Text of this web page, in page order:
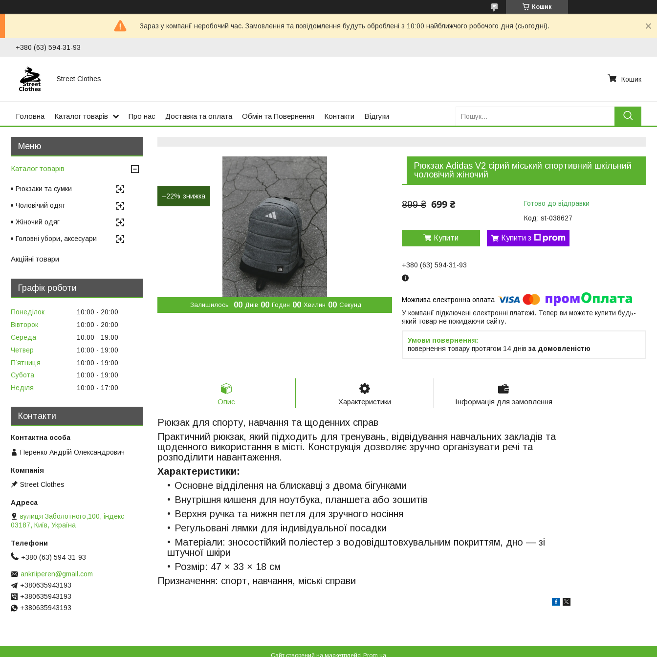
Кошик
Зараз у компанії неробочий час. Замовлення та повідомлення будуть оброблені з 10:00 найближчого робочого дня (сьогодні).
+380 (63) 594-31-93
Street Clothes Кошик
Головна Каталог товарів Про нас Доставка та оплата Обмін та Повернення Контакти Відгуки
–22%
Залишилось 00 Днів 00 Годин 00 Хвилин 00 Секунд
Рюкзак Adidas V2 сірий міський спортивний шкільний
чоловічий жіночий
899 ₴ 699 ₴
Готово до відправки
Код: st-038627
Купити Купити з
+380 (63) 594-31-93
У компанії підключені електронні платежі. Тепер ви можете купити будь-
який товар не покидаючи сайту.
повернення товару протягом 14 днів за домовленістю
Опис Характеристики Інформація для замовлення
Рюкзак для спорту, навчання та щоденних справ
Практичний рюкзак, який підходить для тренувань, відвідування навчальних закладів та
щоденного використання в місті. Конструкція дозволяє зручно організувати речі та
розподілити навантаження.
Характеристики:
Основне відділення на блискавці з двома бігунками
Внутрішня кишеня для ноутбука, планшета або зошитів
Верхня ручка та нижня петля для зручного носіння
Регульовані лямки для індивідуальної посадки
Матеріали: зносостійкий поліестер з водовідштовхувальним покриттям, дно — зі
штучної шкіри
Розмір: 47 × 33 × 18 см
Призначення: спорт, навчання, міські справи
Каталог товарів
Рюкзаки та сумки
Чоловічий одяг
Жіночий одяг
Головні убори, аксесуари
Акційні товари
Графік роботи
Понеділок 10:00
20:00
Вівторок
10:00
20:00
Середа
10:00
19:00
Четвер
10:00
19:00
Пʼятниця
10:00
19:00
Субота
10:00
19:00
Неділя
10:00 17:00
Контакти
Перенко Андрій Олександрович
Street Clothes
вулиця Заболотного,100, індекс
03187, Київ, Україна
+380 (63) 594-31-93
ankriiperen@gmail.com
+380635943193
+380635943193
+380635943193
Сайт створений на маркетплейсі Prom.ua